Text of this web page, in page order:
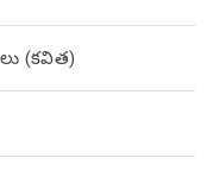
(కవిత)